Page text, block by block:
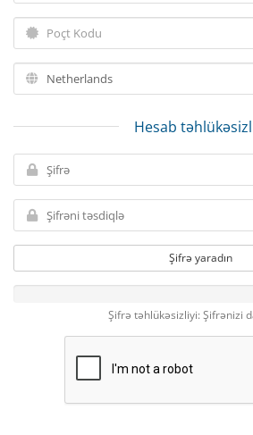
Hesab
Şifrə yaradın
Şifrə təhlükəsizliyi: Şifrənizi